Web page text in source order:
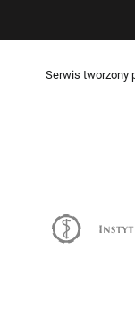
Serwis tworzony